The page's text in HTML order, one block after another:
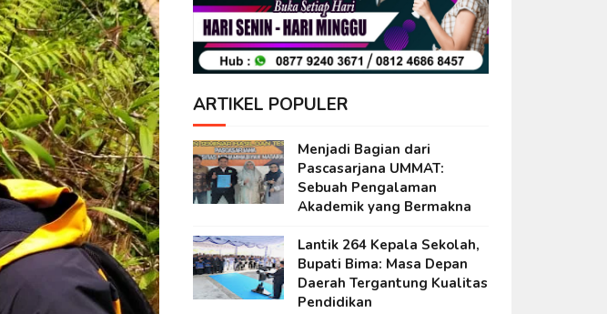
ARTIKEL POPULER
Menjadi Bagian dari
Pascasarjana UMMAT:
Sebuah Pengalaman
Akademik yang Bermakna
Lantik 264 Kepala Sekolah,
Bupati Bima: Masa Depan
Daerah Tergantung Kualitas
Pendidikan